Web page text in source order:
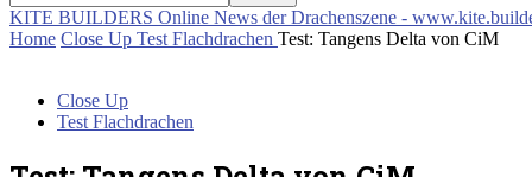
KITE BUILDERS Online News der Drachenszene -
Home Close Up Test Flachdrachen Test: Tangens Delta von CiM
Close Up
Test Flachdrachen